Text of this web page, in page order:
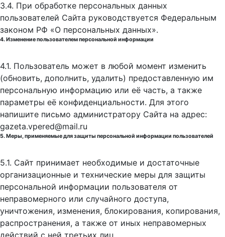
3.4. При обработке персональных данных
пользователей Сайта руководствуется Федеральным
законом РФ «О персональных данных».
4. Изменение пользователем персональной информации
4.1. Пользователь может в любой момент изменить
(обновить, дополнить, удалить) предоставленную им
персональную информацию или её часть, а также
параметры её конфиденциальности. Для этого
напишите письмо администратору Сайта на адрес:
gazeta.vpered@mail.ru
5. Меры, применяемые для защиты персональной информации пользователей
5.1. Сайт принимает необходимые и достаточные
организационные и технические меры для защиты
персональной информации пользователя от
неправомерного или случайного доступа,
уничтожения, изменения, блокирования, копирования,
распространения, а также от иных неправомерных